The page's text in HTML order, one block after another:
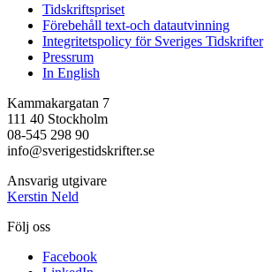
Tidskriftspriset
Förebehåll text-och datautvinning
Integritetspolicy för Sveriges Tidskrifter
Pressrum
In English
Kammakargatan 7
111 40 Stockholm
08-545 298 90
info@sverigestidskrifter.se
Ansvarig utgivare
Kerstin Neld
Följ oss
Facebook